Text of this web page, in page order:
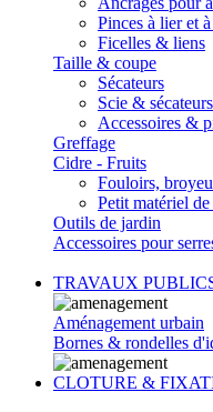
Pinces à lier et
Ficelles & liens
Taille & coupe
Sécateurs
Scie &
Accessoires &
Greffage
Cidre - Fruits
Fouloirs,
Petit matériel de
Outils de jardin
Accessoires pour
TRAVAUX
Aménagement urbain
Bornes & rondelles
CLOTURE &